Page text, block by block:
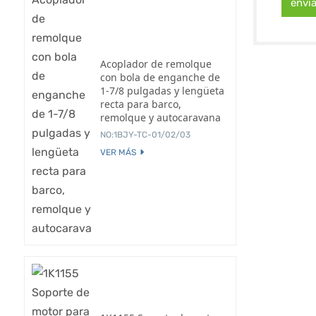
Acoplador de remolque
con bola de enganche de
1-7/8 pulgadas y lengüeta
recta para barco,
remolque y autocaravana
NO:1BJY-TC-01/02/03
VER MÁS